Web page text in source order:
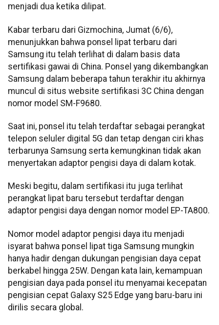
menjadi dua ketika dilipat.
Kabar terbaru dari Gizmochina, Jumat (6/6),
menunjukkan bahwa ponsel lipat terbaru dari
Samsung itu telah terlihat di dalam basis data
sertifikasi gawai di China. Ponsel yang dikembangkan
Samsung dalam beberapa tahun terakhir itu akhirnya
muncul di situs website sertifikasi 3C China dengan
nomor model SM-F9680.
Saat ini, ponsel itu telah terdaftar sebagai perangkat
telepon seluler digital 5G dan tetap dengan ciri khas
terbarunya Samsung serta kemungkinan tidak akan
menyertakan adaptor pengisi daya di dalam kotak.
Meski begitu, dalam sertifikasi itu juga terlihat
perangkat lipat baru tersebut terdaftar dengan
adaptor pengisi daya dengan nomor model EP-TA800.
Nomor model adaptor pengisi daya itu menjadi
isyarat bahwa ponsel lipat tiga Samsung mungkin
hanya hadir dengan dukungan pengisian daya cepat
berkabel hingga 25W. Dengan kata lain, kemampuan
pengisian daya pada ponsel itu menyamai kecepatan
pengisian cepat Galaxy S25 Edge yang baru-baru ini
dirilis secara global.